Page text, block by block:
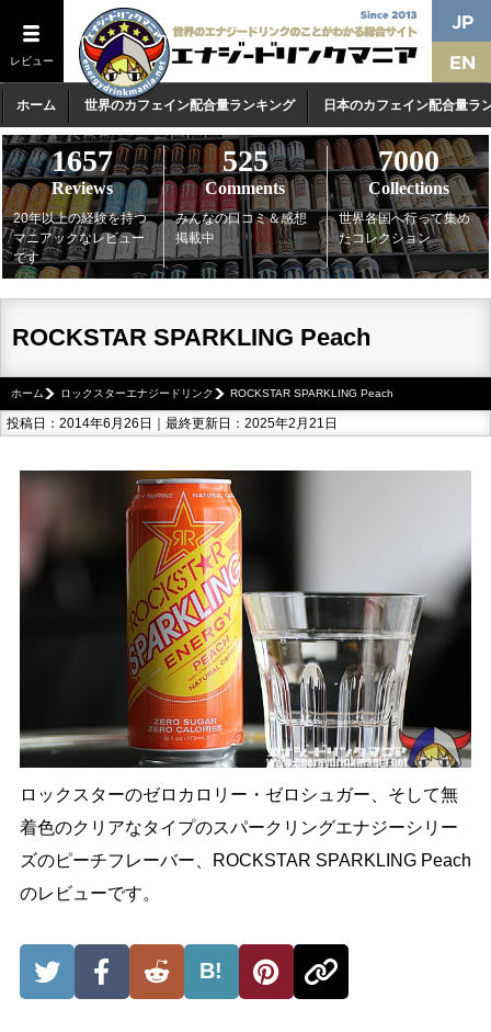
レビュー
ホーム 世界のカフェイン配合量ランキング 日本のカフェイン配合量ラ
1657
Reviews
20年以上の経験を持つ
マニアックなレビュー
です
525
Comments
みんなの口コミ＆感想
掲載中
7000
Collections
世界各国へ行って集め
たコレクション
ROCKSTAR SPARKLING Peach
ホーム ロックスターエナジードリンク ROCKSTAR SPARKLING Peach
投稿日：2014年6月26日｜最終更新日：2025年2月21日
ロックスターのゼロカロリー・ゼロシュガー、そして無
着色のクリアなタイプのスパークリングエナジーシリー
ズのピーチフレーバー、ROCKSTAR SPARKLING Peach
のレビューです。
B!